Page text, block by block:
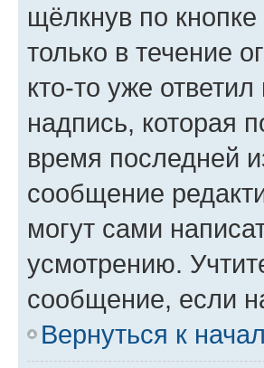
щёлкнув по кнопке
только в течение
кто-то уже
надпись, которая
время последней
сообщение
могут сами
усмотрению.
сообщение, если
Вернуться к